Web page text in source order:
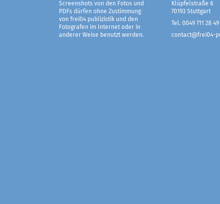
Screenshots von den Fotos und
PDFs dürfen ohne Zustimmung
von frei04 publizistik und den
Fotografen im Internet oder in
anderer Weise benutzt werden.
Klüpfelstraße 6
70193 Stuttgart
Tel. 0049 711 28 49
contact@frei04-